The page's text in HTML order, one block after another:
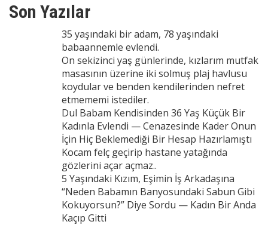
Son Yazılar
35 yaşındaki bir adam, 78 yaşındaki
babaannemle evlendi.
On sekizinci yaş günlerinde, kızlarım mutfak
masasının üzerine iki solmuş plaj havlusu
koydular ve benden kendilerinden nefret
etmememi istediler.
Dul Babam Kendisinden 36 Yaş Küçük Bir
Kadınla Evlendi — Cenazesinde Kader Onun
İçin Hiç Beklemediği Bir Hesap Hazırlamıştı
Kocam felç geçirip hastane yatağında
gözlerini açar açmaz..
5 Yaşındaki Kızım, Eşimin İş Arkadaşına
“Neden Babamın Banyosundaki Sabun Gibi
Kokuyorsun?” Diye Sordu — Kadın Bir Anda
Kaçıp Gitti